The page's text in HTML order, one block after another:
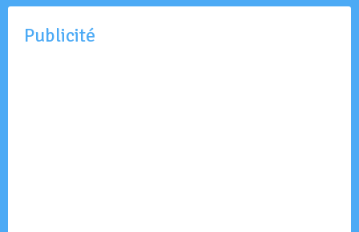
Publicité